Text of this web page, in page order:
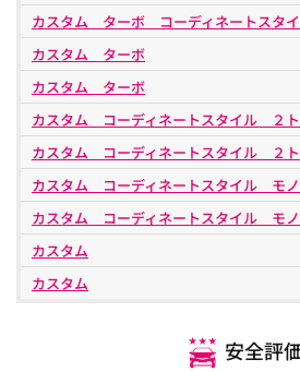
カスタム ターボ コーディネートスタ
カスタム ターボ
カスタム ターボ
カスタム コーディネートスタイル ２ト
カスタム コーディネートスタイル ２ト
カスタム コーディネートスタイル モノ
カスタム コーディネートスタイル モノ
カスタム
カスタム
安全評